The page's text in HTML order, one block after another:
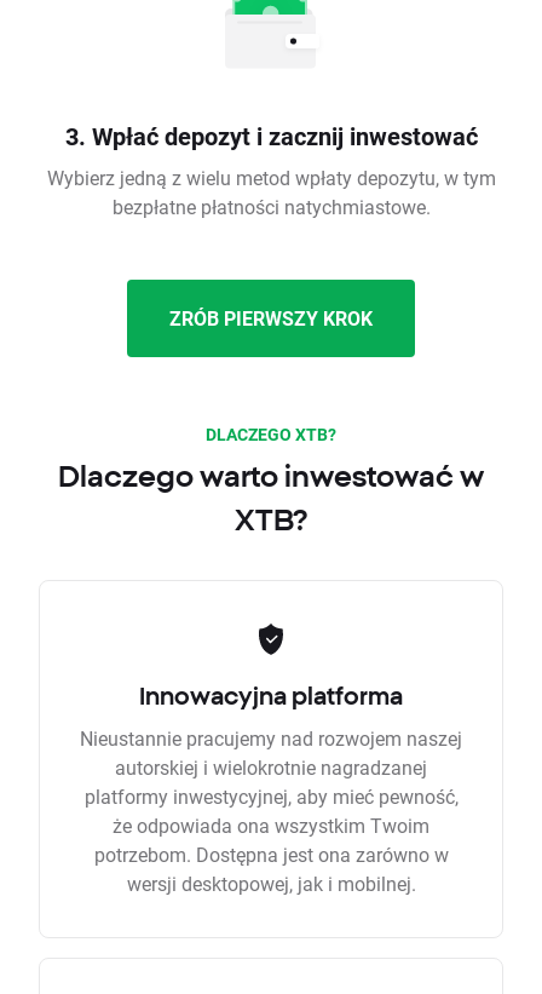
3. Wpłać depozyt i zacznij inwestować
Wybierz jedną z wielu metod wpłaty depozytu, w tym
bezpłatne płatności natychmiastowe.
ZRÓB PIERWSZY KROK
DLACZEGO XTB?
Dlaczego warto inwestować w
XTB?
Innowacyjna platforma
Nieustannie pracujemy nad rozwojem naszej
autorskiej i wielokrotnie nagradzanej
platformy inwestycyjnej, aby mieć pewność,
że odpowiada ona wszystkim Twoim
potrzebom. Dostępna jest ona zarówno w
wersji desktopowej, jak i mobilnej.